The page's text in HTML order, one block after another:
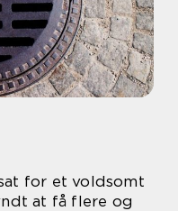
for et voldsomt
at få flere og